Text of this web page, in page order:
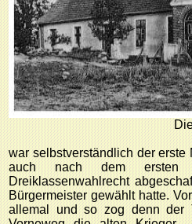
war selbstverständlich der
auch nach dem ersten
Dreiklassenwahlrecht
Bürgermeister gewählt hatte.
allemal und so zog denn der